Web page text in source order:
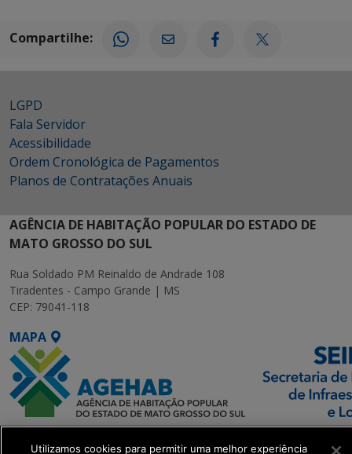
Compartilhe:
LGPD
Fala Servidor
Acessibilidade
Ordem Cronológica de Pagamentos
Planos de Contratações Anuais
AGÊNCIA DE HABITAÇÃO POPULAR DO ESTADO DE
MATO GROSSO DO SUL
Rua Soldado PM Reinaldo de Andrade 108
Tiradentes - Campo Grande | MS
CEP: 79041-118
MAPA
Utilizamos cookies para permitir uma melhor experiência